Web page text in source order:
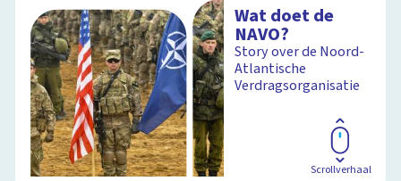
Wat doet de
NAVO?
Story over de Noord-
Atlantische
Verdragsorganisatie
Scrollverhaal